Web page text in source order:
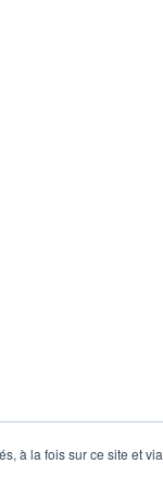
à la fois sur ce site et via